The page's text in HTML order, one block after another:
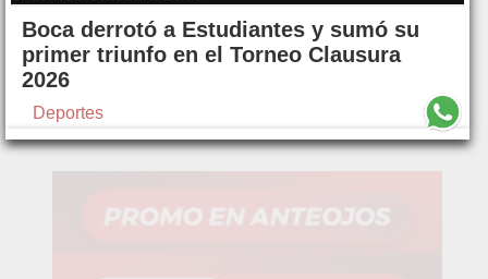
Boca derrotó a Estudiantes y sumó su
primer triunfo en el Torneo Clausura
2026
Deportes